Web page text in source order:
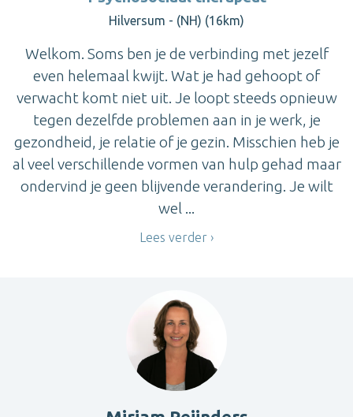
Hilversum - (NH) (16km)
Welkom. Soms ben je de verbinding met jezelf
even helemaal kwijt. Wat je had gehoopt of
verwacht komt niet uit. Je loopt steeds opnieuw
tegen dezelfde problemen aan in je werk, je
gezondheid, je relatie of je gezin. Misschien heb je
al veel verschillende vormen van hulp gehad maar
ondervind je geen blijvende verandering. Je wilt
wel ...
Lees verder